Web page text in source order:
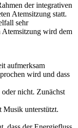
der integrativen
Atemsitzung statt.
sehr
wird dem
aufmerksam
wird und dass
nicht. Zunächst
Musik unterstützt.